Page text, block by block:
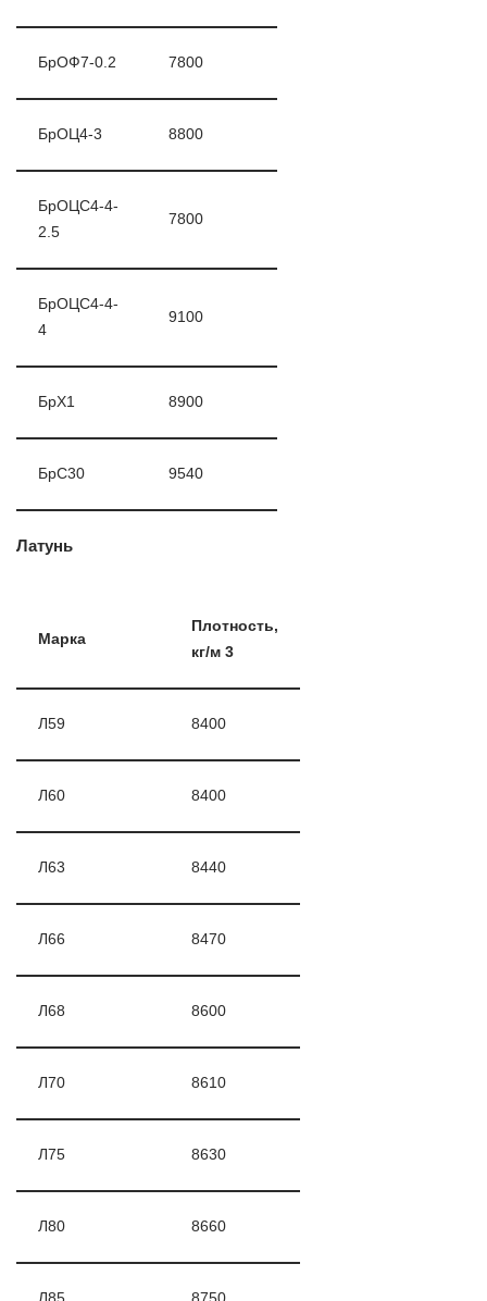
БрОФ7-0.2 7800
БрОЦ4-3 8800
БрОЦС4-4-
2.5
7800
БрОЦС4-4-
4
9100
БрХ1 8900
БрС30 9540
Латунь
Марка
Плотность,
кг/м 3
Л59 8400
Л60 8400
Л63 8440
Л66 8470
Л68 8600
Л70 8610
Л75 8630
Л80 8660